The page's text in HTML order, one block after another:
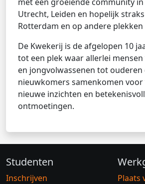
Utrecht, Leiden en hopelijk
Rotterdam en op andere
De Kwekerij is de afgelopen 10
tot een plek waar allerlei
en jongvolwassenen tot ouderen
nieuwkomers samenkomen
nieuwe inzichten en
ontmoetingen.
Studenten
Inschrijven
Plaats